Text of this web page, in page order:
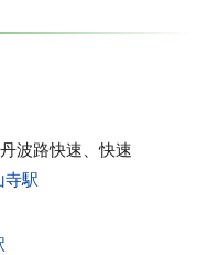
波路快速、快速
寺駅